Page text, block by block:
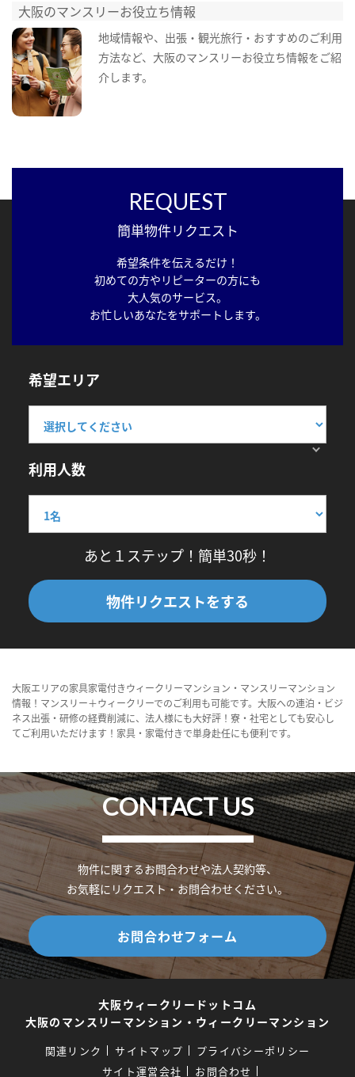
大阪のマンスリーお役立ち情報
地域情報や、出張・観光旅行・おすすめのご利用
方法など、大阪のマンスリーお役立ち情報をご紹
介します。
REQUEST
簡単物件リクエスト
希望条件を伝えるだけ！
初めての方やリピーターの方にも
大人気のサービス。
お忙しいあなたをサポートします。
希望エリア
利用人数
あと１ステップ！簡単30秒！
物件リクエストをする
大阪エリアの家具家電付きウィークリーマンション・マンスリーマンション
情報！マンスリー＋ウィークリーでのご利用も可能です。大阪への連泊・ビジ
ネス出張・研修の経費削減に、法人様にも大好評！寮・社宅としても安心し
てご利用いただけます！家具・家電付きで単身赴任にも便利です。
CONTACT US
物件に関するお問合わせや法人契約等、
お気軽にリクエスト・お問合わせください。
お問合わせフォーム
大阪ウィークリードットコム
大阪のマンスリーマンション・ウィークリーマンション
関連リンク サイトマップ
プライバシーポリシー
サイト運営会社
お問合わせ